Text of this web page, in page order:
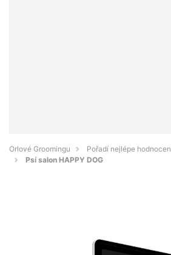
Orlové Groomingu
Pořadí nejlépe
Psí salon HAPPY DOG